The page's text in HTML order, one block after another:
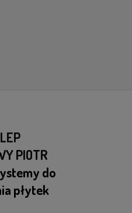
PIOTR
do
płytek